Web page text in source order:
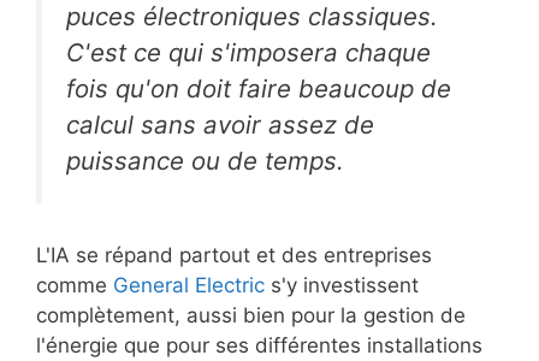
puces électroniques classiques.
C'est ce qui s'imposera chaque
fois qu'on doit faire beaucoup de
calcul sans avoir assez de
puissance ou de temps.
L'IA se répand partout et des entreprises
comme General Electric s'y investissent
complètement, aussi bien pour la gestion de
l'énergie que pour ses différentes installations